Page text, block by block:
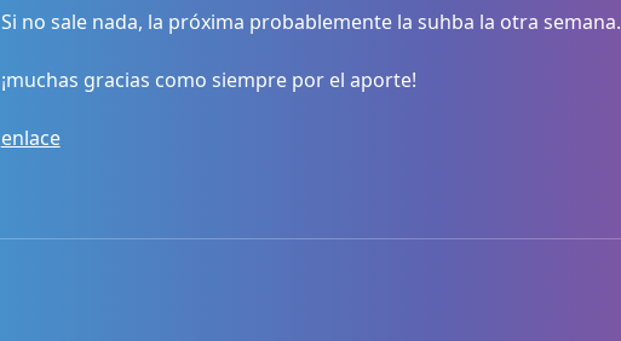
Si no sale nada, la próxima probablemente la suhba la otra semana.
¡muchas gracias como siempre por el aporte!
enlace